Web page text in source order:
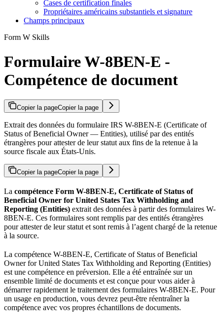
Cases de certification finales
Propriétaires américains substantiels et signature
Champs principaux
Form W Skills
Formulaire W-8BEN-E -
Compétence de document
Copier la pageCopier la page
Extrait des données du formulaire IRS W-8BEN-E (Certificate of
Status of Beneficial Owner — Entities), utilisé par des entités
étrangères pour attester de leur statut aux fins de la retenue à la
source fiscale aux États-Unis.
Copier la pageCopier la page
La compétence Form W-8BEN-E, Certificate of Status of
Beneficial Owner for United States Tax Withholding and
Reporting (Entities) extrait des données à partir des formulaires W-
8BEN-E. Ces formulaires sont remplis par des entités étrangères
pour attester de leur statut et sont remis à l’agent chargé de la retenue
à la source.
La compétence W-8BEN-E, Certificate of Status of Beneficial
Owner for United States Tax Withholding and Reporting (Entities)
est une compétence en préversion. Elle a été entraînée sur un
ensemble limité de documents et est conçue pour vous aider à
démarrer rapidement le traitement des formulaires W-8BEN-E. Pour
un usage en production, vous devrez peut-être réentraîner la
compétence avec vos propres échantillons de documents.